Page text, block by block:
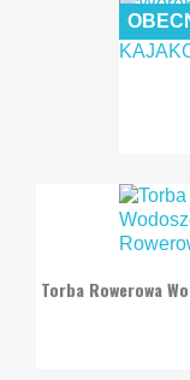
Torba Rowerowa